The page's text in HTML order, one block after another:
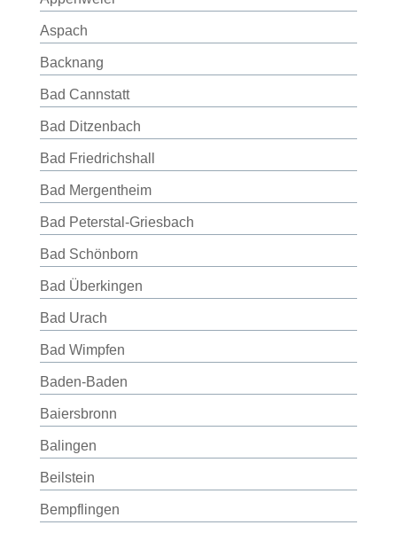
Aspach
Backnang
Bad Cannstatt
Bad Ditzenbach
Bad Friedrichshall
Bad Mergentheim
Bad Peterstal-Griesbach
Bad Schönborn
Bad Überkingen
Bad Urach
Bad Wimpfen
Baden-Baden
Baiersbronn
Balingen
Beilstein
Bempflingen